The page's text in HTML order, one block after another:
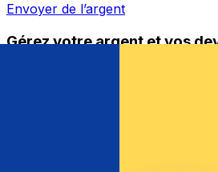
Envoyer de l’argent
Gérez votre argent et vos